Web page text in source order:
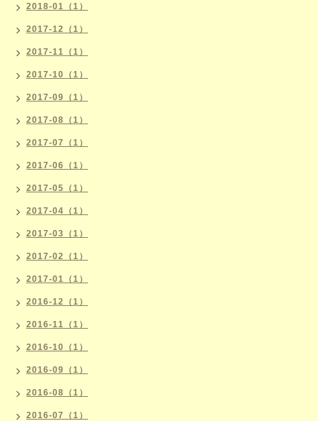
2018-01（1）
2017-12（1）
2017-11（1）
2017-10（1）
2017-09（1）
2017-08（1）
2017-07（1）
2017-06（1）
2017-05（1）
2017-04（1）
2017-03（1）
2017-02（1）
2017-01（1）
2016-12（1）
2016-11（1）
2016-10（1）
2016-09（1）
2016-08（1）
2016-07（1）